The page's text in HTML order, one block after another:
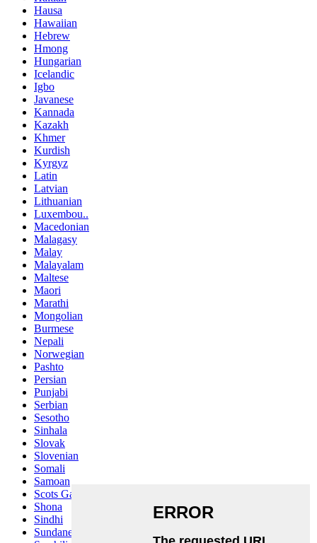
Hausa
Hawaiian
Hebrew
Hmong
Hungarian
Icelandic
Igbo
Javanese
Kannada
Kazakh
Khmer
Kurdish
Kyrgyz
Latin
Latvian
Lithuanian
Luxembou..
Macedonian
Malagasy
Malay
Malayalam
Maltese
Maori
Marathi
Mongolian
Burmese
Nepali
Norwegian
Pashto
Persian
Punjabi
Serbian
Sesotho
Sinhala
Slovak
Slovenian
Somali
Samoan
Scots Gaelic
Shona
Sindhi
Sundanese